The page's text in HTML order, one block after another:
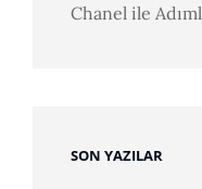
Chanel ile
SON YAZILAR